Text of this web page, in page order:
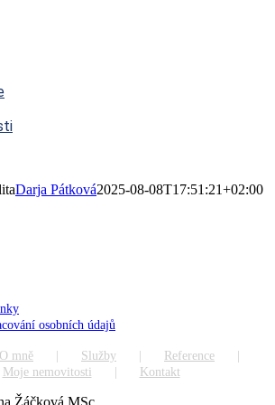
Darja Pátková2025-08-08T17:51:21+02:00
osobních údajů
O mně Služby
Reference
Moje nemovitosti
Kontakt
Žáčková MSc.